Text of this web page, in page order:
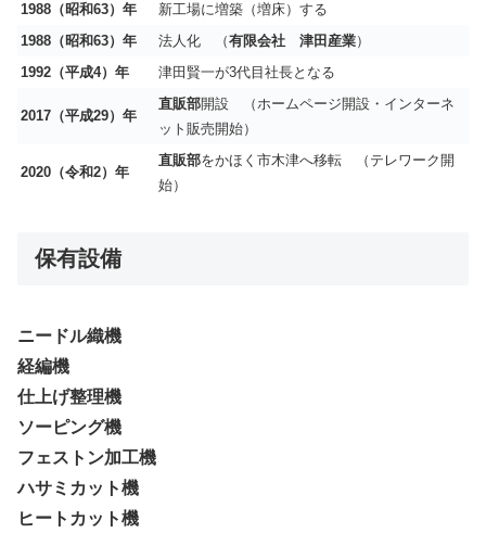
1988 （昭和63）年
新工場に増築（増床）する
1988 （昭和63）年 法人化 （有限会社 津田産業）
1992（平成4）年
津田賢一が3代目社長となる
2017（平成29）年
直販部開設 （ホームページ開設・インターネ
ット販売開始）
2020（令和2）年
直販部をかほく市木津へ移転 （テレワーク開
始）
保有設備
ニードル織機
経編機
仕上げ整理機
ソーピング機
フェストン加工機
ハサミカット機
ヒートカット機